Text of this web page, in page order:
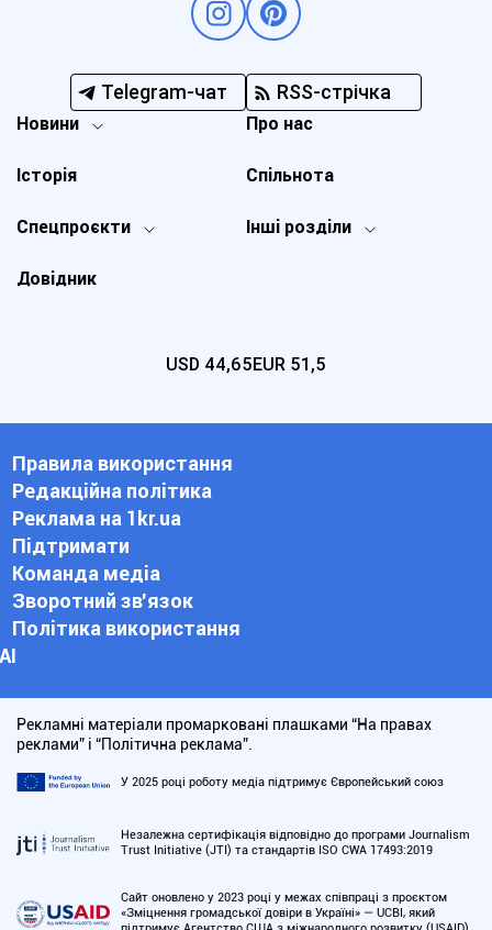
Telegram-чат RSS-стрічка
Новини
Спецпроєкти Інші розділи
Історія
Про нас
Довідник
Спільнота
USD 44,65EUR 51,5
Правила використання
Редакційна політика
Реклама на 1kr.ua
Підтримати
Команда медіа
Зворотний зв'язок
Політика використання
АІ
Рекламні матеріали промарковані плашками “На правах
реклами” і “Політична реклама”.
У 2025 році роботу медіа підтримує Європейський союз
Незалежна сертифікація відповідно до програми Journalism
Trust Initiative (JTI) та стандартів ISO CWA 17493:2019
Сайт оновлено у 2023 році у межах співпраці з проєктом
«Зміцнення громадської довіри в Україні» — UCBI, який